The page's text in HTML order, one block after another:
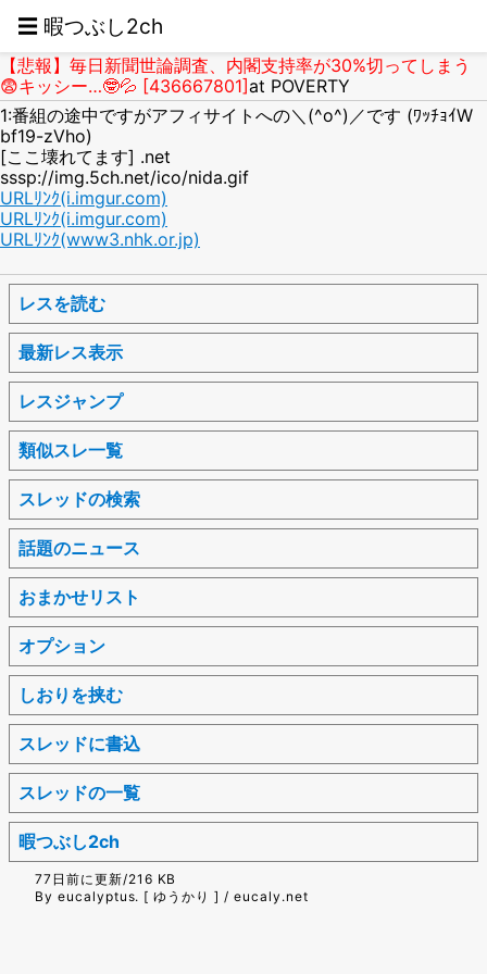
☰ 暇つぶし2ch
【悲報】毎日新聞世論調査、内閣支持率が30%切ってしまう
😨キッシー…🤓💦 [436667801]at POVERTY
1:番組の途中ですがアフィサイトへの＼(^o^)／です (ﾜｯﾁｮｲW
bf19-zVho)
[ここ壊れてます] .net
sssp://img.5ch.net/ico/nida.gif
URLﾘﾝｸ(i.imgur.com)
URLﾘﾝｸ(i.imgur.com)
URLﾘﾝｸ(www3.nhk.or.jp)
レスを読む
最新レス表示
レスジャンプ
類似スレ一覧
スレッドの検索
話題のニュース
おまかせリスト
オプション
しおりを挟む
スレッドに書込
スレッドの一覧
暇つぶし2ch
77日前に更新/216 KB
By eucalyptus. [ ゆうかり ] / eucaly.net